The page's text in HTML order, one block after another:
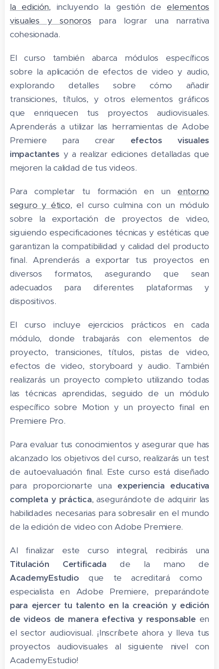
la edición, incluyendo la gestión de elementos
visuales y sonoros para lograr una narrativa
cohesionada.
El curso también abarca módulos específicos
sobre la aplicación de efectos de video y audio,
explorando detalles sobre cómo añadir
transiciones, títulos, y otros elementos gráficos
que enriquecen tus proyectos audiovisuales.
Aprenderás a utilizar las herramientas de Adobe
Premiere para crear efectos visuales
impactantes y a realizar ediciones detalladas que
mejoren la calidad de tus videos.
Para completar tu formación en un entorno
seguro y ético, el curso culmina con un módulo
sobre la exportación de proyectos de video,
siguiendo especificaciones técnicas y estéticas que
garantizan la compatibilidad y calidad del producto
final. Aprenderás a exportar tus proyectos en
diversos formatos, asegurando que sean
adecuados para diferentes plataformas y
dispositivos.
El curso incluye ejercicios prácticos en cada
módulo, donde trabajarás con elementos de
proyecto, transiciones, títulos, pistas de video,
efectos de video, storyboard y audio. También
realizarás un proyecto completo utilizando todas
las técnicas aprendidas, seguido de un módulo
específico sobre Motion y un proyecto final en
Premiere Pro.
Para evaluar tus conocimientos y asegurar que has
alcanzado los objetivos del curso, realizarás un test
de autoevaluación final. Este curso está diseñado
para proporcionarte una experiencia educativa
completa y práctica, asegurándote de adquirir las
habilidades necesarias para sobresalir en el mundo
de la edición de video con Adobe Premiere.
Al finalizar este curso integral, recibirás una
Titulación Certificadade la mano de
AcademyEstudio que te acreditará como
especialista en Adobe Premiere, preparándote
para ejercer tu talento en la creación y edición
de videos de manera efectiva y responsable en
el sector audiovisual. ¡Inscríbete ahora y lleva tus
proyectos audiovisuales al siguiente nivel con
AcademyEstudio!